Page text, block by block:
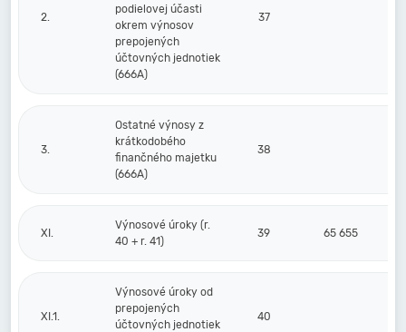
2.
podielovej účasti
okrem výnosov
prepojených
účtovných jednotiek
(666A)
37
3.
Ostatné výnosy z
krátkodobého
finančného majetku
(666A)
38
XI.
Výnosové úroky (r.
40 + r. 41)
39 65 655
XI.1.
Výnosové úroky od
prepojených
účtovných jednotiek
40